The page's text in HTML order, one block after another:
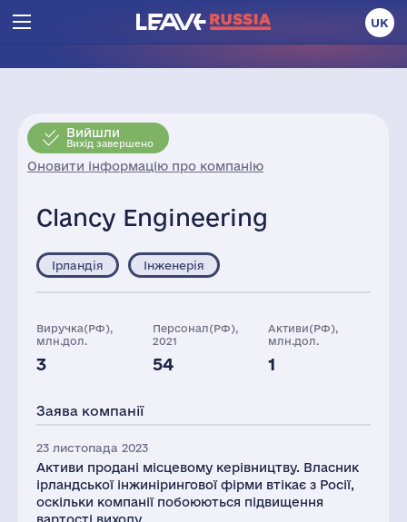
UK
Вийшли
Вихід завершено
Оновити інформацію про компанію
Clancy Engineering
Ірландія Інженерія
Виручка(РФ),
млн.дол.
3
Персонал(РФ),
2021
54
Активи(РФ),
млн.дол.
1
1
Заява компанії
23 листопада 2023
Активи продані місцевому керівництву. Власник
ірландської інжинірингової фірми втікає з Росії,
оскільки компанії побоюються підвищення